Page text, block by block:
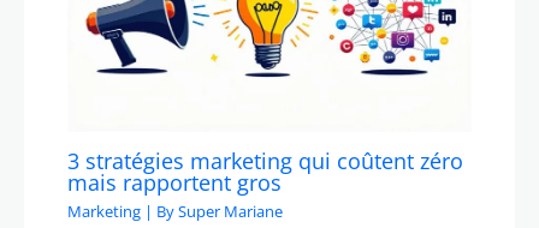
3 stratégies marketing qui coûtent zéro
mais rapportent gros
Marketing | BySuper Mariane